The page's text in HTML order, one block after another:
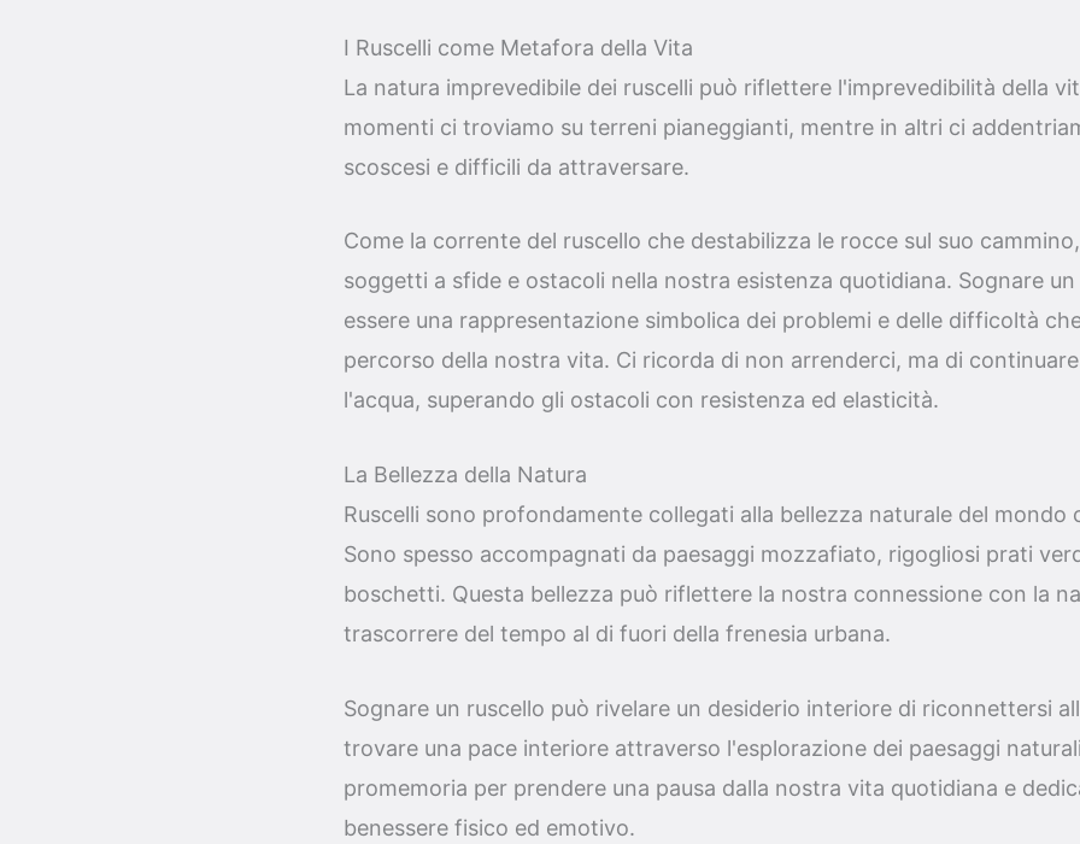
I Ruscelli come Metafora della Vita
La natura imprevedibile dei ruscelli può riflettere l'imprevedibilità della
momenti ci troviamo su terreni pianeggianti, mentre in altri ci
scoscesi e difficili da attraversare.
Come la corrente del ruscello che destabilizza le rocce sul suo
soggetti a sfide e ostacoli nella nostra esistenza quotidiana. Sognare
essere una rappresentazione simbolica dei problemi e delle difficoltà
percorso della nostra vita. Ci ricorda di non arrenderci, ma di
l'acqua, superando gli ostacoli con resistenza ed elasticità.
La Bellezza della Natura
Ruscelli sono profondamente collegati alla bellezza naturale del mondo
Sono spesso accompagnati da paesaggi mozzafiato, rigogliosi prati
boschetti. Questa bellezza può riflettere la nostra connessione con la
trascorrere del tempo al di fuori della frenesia urbana.
Sognare un ruscello può rivelare un desiderio interiore di riconnettersi
trovare una pace interiore attraverso l'esplorazione dei paesaggi
promemoria per prendere una pausa dalla nostra vita quotidiana e
benessere fisico ed emotivo.